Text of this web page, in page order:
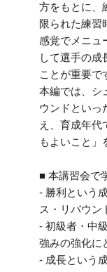
方をもとに、
限られた練習
感覚でメニュ
して選手の成
ことが重要で
本編では、シ
ウンドといっ
え、育成年代
もよいこと」
■ 本講習会で
- 勝利という
ス・リバウン
- 初級者・中
強みの強化に
- 成長という